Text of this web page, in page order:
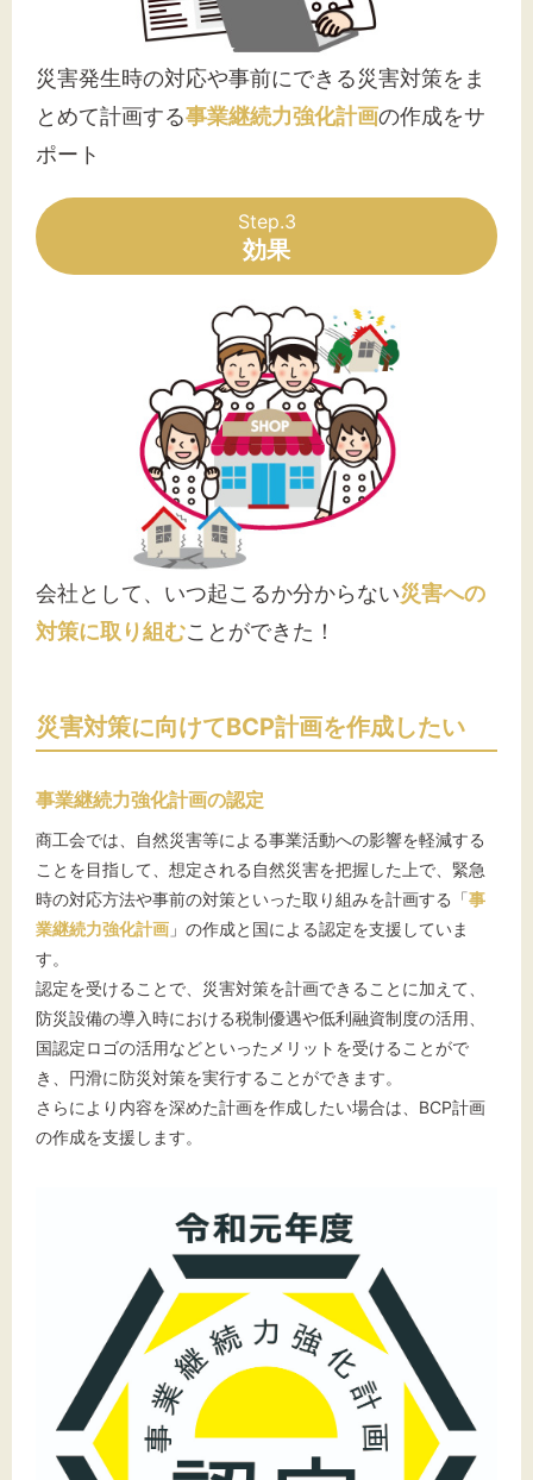
災害発生時の対応や事前にできる災害対策をま
とめて計画する事業継続力強化計画の作成をサ
ポート
Step.3
効果
会社として、いつ起こるか分からない災害への
対策に取り組むことができた！
災害対策に向けてBCP計画を作成したい
事業継続力強化計画の認定
商工会では、自然災害等による事業活動への影響を軽減する
ことを目指して、想定される自然災害を把握した上で、緊急
時の対応方法や事前の対策といった取り組みを計画する「事
業継続力強化計画 」の作成と国による認定を支援していま
す。
認定を受けることで、災害対策を計画できることに加えて、
防災設備の導入時における税制優遇や低利融資制度の活用、
国認定ロゴの活用などといったメリットを受けることがで
き、円滑に防災対策を実行することができます。
さらにより内容を深めた計画を作成したい場合は、BCP計画
の作成を支援します。